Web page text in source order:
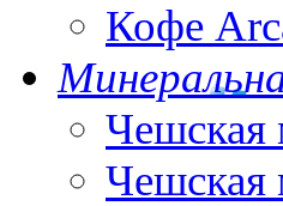
Кофе
Чешская
Чешская